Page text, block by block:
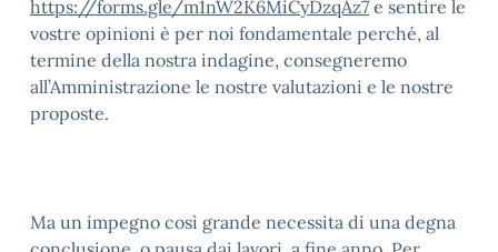
https://forms.gle/m1nW2K6MiCyDzqAz7 e sentire le
vostre opinioni è per noi fondamentale perché, al
termine della nostra indagine, consegneremo
all’Amministrazione le nostre valutazioni e le nostre
proposte.
Ma un impegno così grande necessita di una degna